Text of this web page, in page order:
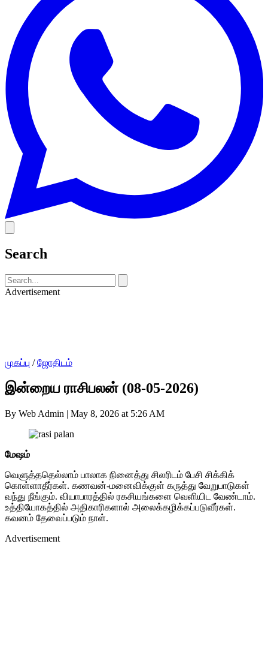
Search
Advertisement
முகப்பு / ஜோதிடம்
இன்றைய ராசிபலன் (08-05-2026)
By Web Admin | May 8, 2026 at 5:26 AM
மேஷம்
வெளுத்ததெல்லாம் பாலாக நினைத்து சிலரிடம் பேசி சிக்கிக்
கொள்ளாதீர்கள். கணவன்-மனைவிக்குள் கருத்து வேறுபாடுகள்
வந்து நீங்கும். வியாபாரத்தில் ரகசியங்களை வெளியிட வேண்டாம்.
உத்தியோகத்தில் அதிகாரிகளால் அலைக்கழிக்கப்படுவீர்கள்.
கவனம் தேவைப்படும் நாள்.
Advertisement